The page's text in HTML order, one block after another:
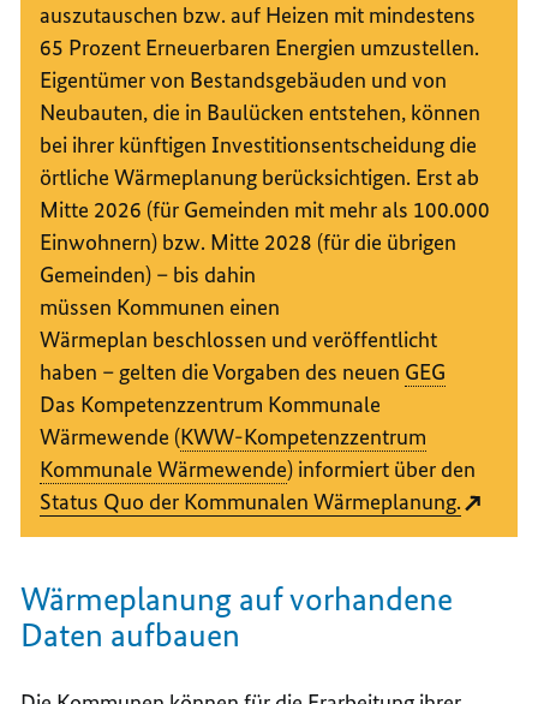
auszutauschen bzw. auf Heizen mit mindestens
65 Prozent Erneuerbaren Energien umzustellen.
Eigentümer von Bestandsgebäuden und von
Neubauten, die in Baulücken entstehen, können
bei ihrer künftigen Investitionsentscheidung die
örtliche Wärmeplanung berücksichtigen. Erst ab
Mitte 2026 (für Gemeinden mit mehr als 100.000
Einwohnern) bzw. Mitte 2028 (für die übrigen
Gemeinden) – bis dahin
müssen Kommunen einen
Wärmeplan beschlossen und veröffentlicht
haben – gelten die Vorgaben des neuen GEG
Das Kompetenzzentrum Kommunale
Wärmewende (KWW-Kompetenzzentrum
Kommunale Wärmewende) informiert über den
Status Quo der Kommunalen Wärmeplanung.
Wärmeplanung auf vorhandene
Daten aufbauen